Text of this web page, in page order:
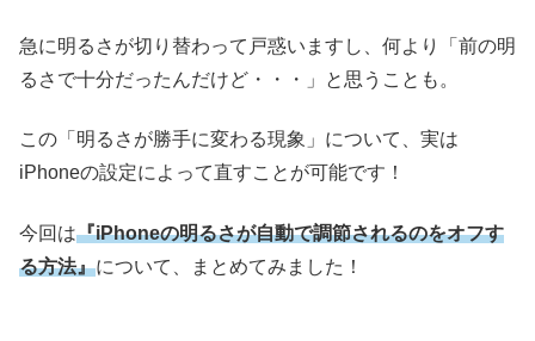
急に明るさが切り替わって戸惑いますし、何より「前の明
るさで十分だったんだけど・・・」と思うことも。
この「明るさが勝手に変わる現象」について、実は
iPhoneの設定によって直すことが可能です！
今回は『iPhoneの明るさが自動で調節されるのをオフす
る方法』について、まとめてみました！